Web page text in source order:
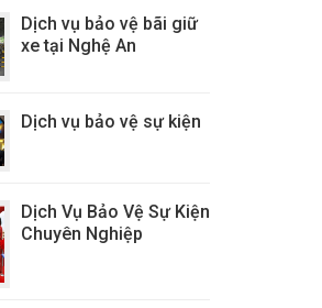
Dịch vụ bảo vệ bãi giữ
xe tại Nghệ An
Dịch vụ bảo vệ sự kiện
Dịch Vụ Bảo Vệ Sự Kiện
Chuyên Nghiệp